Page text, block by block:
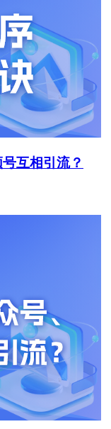
互相引流？